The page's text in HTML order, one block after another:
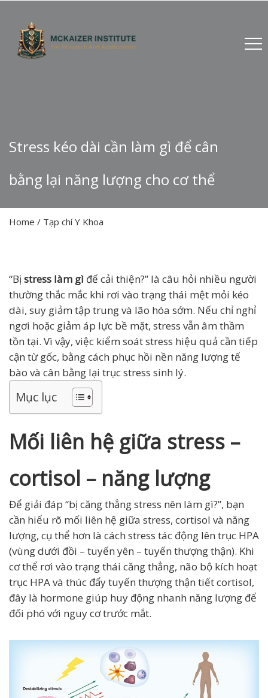
Stress kéo dài cần làm gì để cân
bằng lại năng lượng cho cơ thể
Home / Tạp chí Y Khoa
“Bị stress làm gì để cải thiện?” là câu hỏi nhiều người
thường thắc mắc khi rơi vào trạng thái mệt mỏi kéo
dài, suy giảm tập trung và lão hóa sớm. Nếu chỉ nghỉ
ngơi hoặc giảm áp lực bề mặt, stress vẫn âm thầm
tồn tại. Vì vậy, việc kiểm soát stress hiệu quả cần tiếp
cận từ gốc, bằng cách phục hồi nền năng lượng tế
bào và cân bằng lại trục stress sinh lý.
Mục lục
Mối liên hệ giữa stress –
cortisol – năng lượng
Để giải đáp “bị căng thẳng stress nên làm gì?”, bạn
cần hiểu rõ mối liên hệ giữa stress, cortisol và năng
lượng, cụ thể hơn là cách stress tác động lên trục HPA
(vùng dưới đồi – tuyến yên – tuyến thượng thận). Khi
cơ thể rơi vào trạng thái căng thẳng, não bộ kích hoạt
trục HPA và thúc đẩy tuyến thượng thận tiết cortisol,
đây là hormone giúp huy động nhanh năng lượng để
đối phó với nguy cơ trước mắt.